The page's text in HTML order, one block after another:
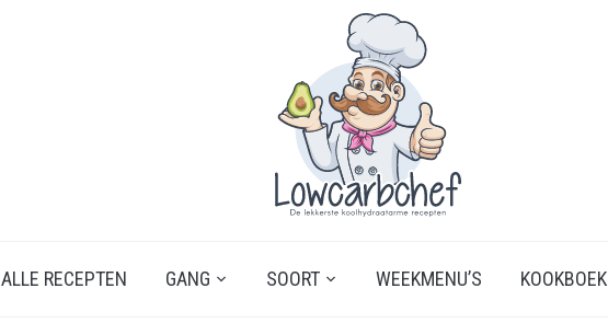
ALLE RECEPTEN GANG SOORT WEEKMENU’S KOOKBOEK